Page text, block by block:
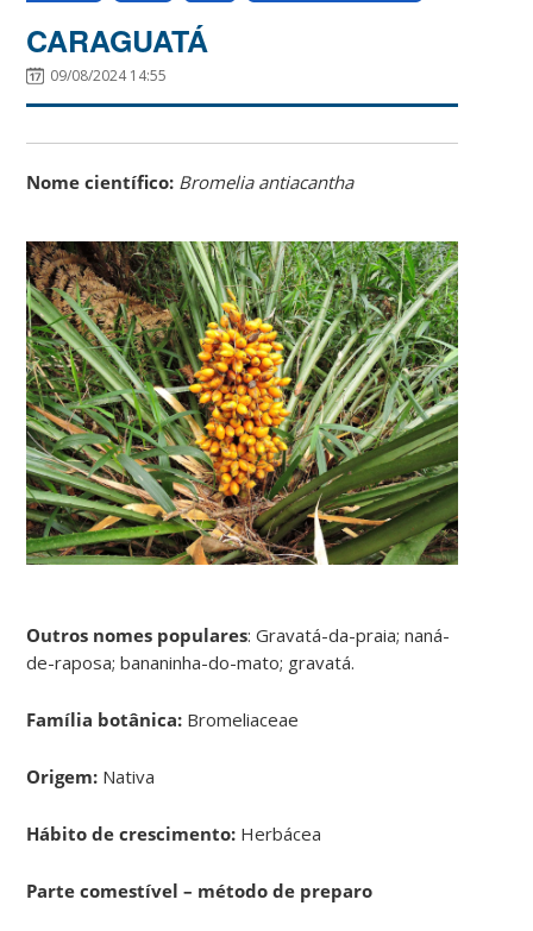
CARAGUATÁ
09/08/2024 14:55
Nome científico: Bromelia antiacantha
Outros nomes populares: Gravatá-da-praia; naná-
de-raposa; bananinha-do-mato; gravatá.
Família botânica: Bromeliaceae
Origem: Nativa
Hábito de crescimento: Herbácea
Parte comestível – método de preparo